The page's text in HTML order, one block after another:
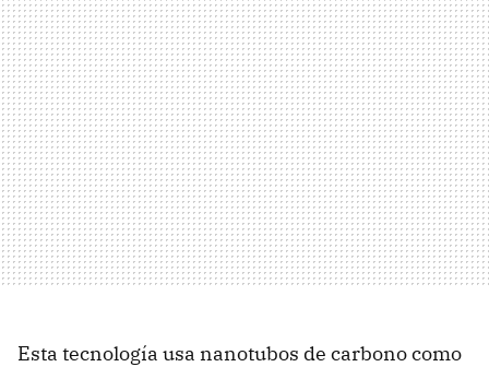
Esta tecnología usa nanotubos de carbono como